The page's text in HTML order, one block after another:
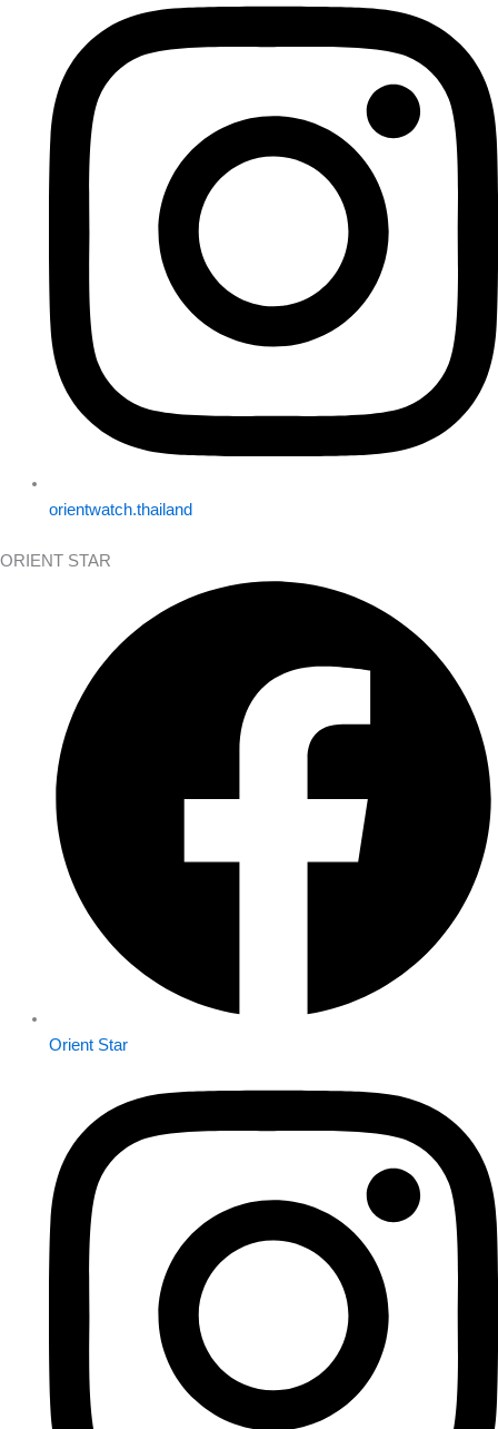
orientwatch.thailand
ORIENT STAR
Orient Star